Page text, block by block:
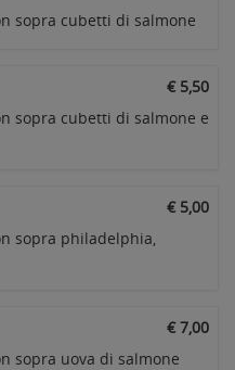
sopra cubetti di salmone
€ 5,50
sopra cubetti di salmone e
€ 5,00
sopra philadelphia,
€ 7,00
sopra uova di salmone